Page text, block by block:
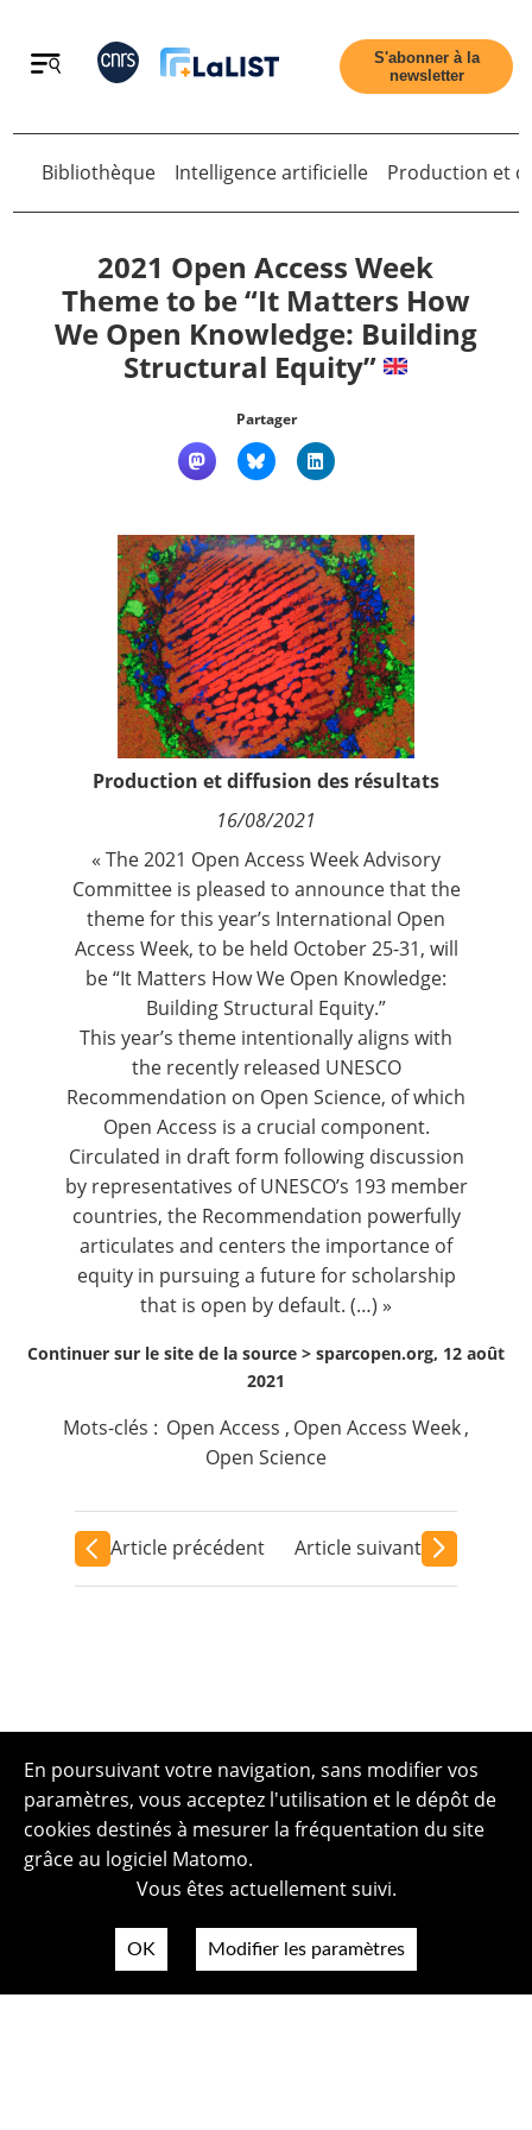
Retour
Accueil
Qui sommes nous ?
Nous suivre
S'abonner à la
newsletter
Retour
Bibliothèque Intelligence artificielle Production et
2021 Open Access Week
Theme to be “It Matters How
We Open Knowledge: Building
Structural Equity”
Partager
Production et diffusion des résultats
16/08/2021
« The 2021 Open Access Week Advisory
Committee is pleased to announce that the
theme for this year’s International Open
Access Week, to be held October 25-31, will
be “It Matters How We Open Knowledge:
Building Structural Equity.”
This year’s theme intentionally aligns with
the recently released UNESCO
Recommendation on Open Science, of which
Open Access is a crucial component.
Circulated in draft form following discussion
by representatives of UNESCO’s 193 member
countries, the Recommendation powerfully
articulates and centers the importance of
equity in pursuing a future for scholarship
that is open by default. (…) »
Continuer sur le site de la source > sparcopen.org, 12 août
2021
Mots-clés : Open Access , Open Access Week,
Open Science
Article précédent Article suivant
En poursuivant votre navigation, sans modifier vos
paramètres, vous acceptez l'utilisation et le dépôt de
cookies destinés à mesurer la fréquentation du site
grâce au logiciel Matomo.
Vous êtes actuellement suivi.
OK Modifier les paramètres